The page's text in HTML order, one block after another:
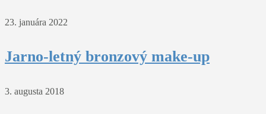
23. januára 2022
Jarno-letný bronzový make-up
3. augusta 2018